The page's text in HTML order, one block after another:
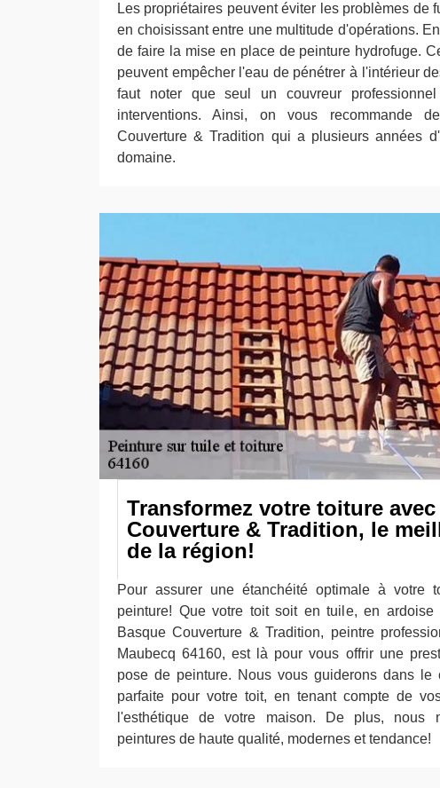
Les propriétaires peuvent éviter les problèmes de
en choisissant entre une multitude d'opérations.
de faire la mise en place de peinture hydrofuge.
peuvent empêcher l'eau de pénétrer à l'intérieur
faut noter que seul un couvreur
interventions. Ainsi, on vous recommande
Couverture & Tradition qui a plusieurs années
domaine.
Transformez votre toiture
Couverture & Tradition, le
de la région!
Pour assurer une étanchéité optimale à votre
peinture! Que votre toit soit en tuile, en ardoise
Basque Couverture & Tradition, peintre
Maubecq 64160, est là pour vous offrir une
pose de peinture. Nous vous guiderons dans le
parfaite pour votre toit, en tenant compte de
l'esthétique de votre maison. De plus, nous
peintures de haute qualité, modernes et tendance!